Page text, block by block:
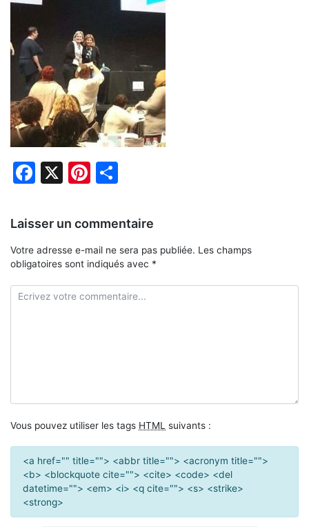
Facebook
X Pinterest
Laisser un commentaire
Votre adresse e-mail ne sera pas publiée. Les champs
obligatoires sont indiqués avec *
Vous pouvez utiliser les tags HTML suivants :
<a href="" title=""> <abbr title=""> <acronym title="">
<b> <blockquote cite=""> <cite> <code> <del
datetime=""> <em> <i> <q cite=""> <s> <strike>
<strong>